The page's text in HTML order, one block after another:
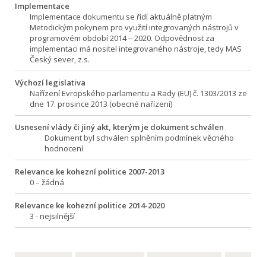
Implementace
Implementace dokumentu se řídí aktuálně platným
Metodickým pokynem pro využití integrovaných nástrojů v
programovém období 2014 – 2020. Odpovědnost za
implementaci má nositel integrovaného nástroje, tedy MAS
Český sever, z.s.
Výchozí legislativa
Nařízení Evropského parlamentu a Rady (EU) č. 1303/2013 ze
dne 17. prosince 2013 (obecné nařízení)
Usnesení vlády či jiný akt, kterým je dokument schválen
Dokument byl schválen splněním podmínek věcného
hodnocení
Relevance ke kohezní politice 2007-2013
0 – žádná
Relevance ke kohezní politice 2014-2020
3 - nejsilnější